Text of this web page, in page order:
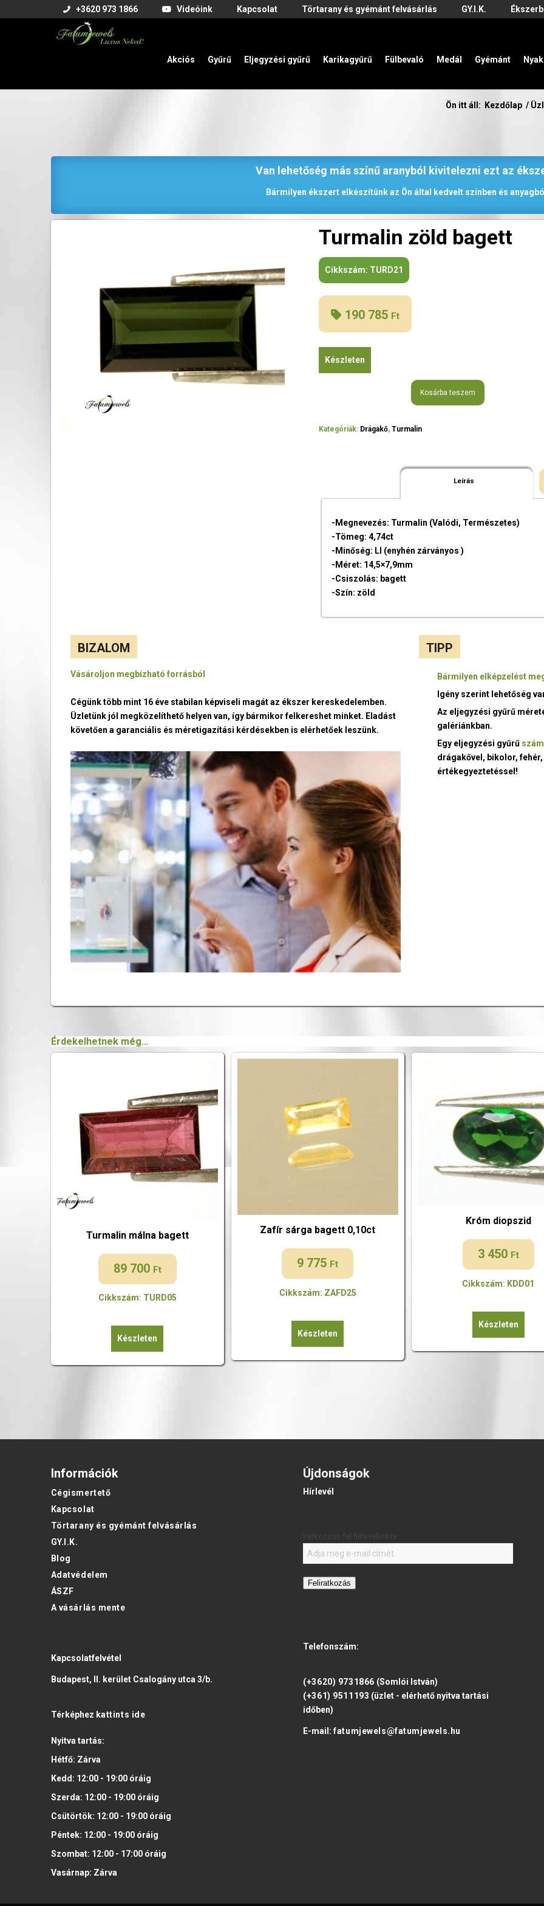
+3620 973 1866 Videóink Kapcsolat Törtarany és gyémánt felvásárlás GY.I.K.
Akciós Gyűrű Eljegyzési gyűrű Karikagyűrű Fülbevaló Medál Gyémánt
Ön itt áll: Kezdőlap /
Van lehetőség más színű aranyból kivitelezni ezt az
Bármilyen ékszert elkészítünk az Ön által kedvelt színben és
Turmalin zöld bagett
Cikkszám: TURD21
190 785 Ft
Készleten
Kosárba teszem
Kategóriák: Drágakő,Turmalin
Leírás
-Megnevezés: Turmalin (Valódi, Természetes)
-Tömeg: 4,74ct
-Minőség: LI (enyhén zárványos )
-Méret: 14,5×7,9mm
-Csiszolás: bagett
-Szín: zöld
BIZALOM
Vásároljon megbízható forrásból
Cégünk több mint 16 éve stabilan képviseli magát az ékszer kereskedelemben.
Üzletünk jól megközelíthető helyen van, így bármikor felkereshet minket. Eladást
követően a garanciális és méretigazítási kérdésekben is elérhetőek leszünk.
TIPP
Bármilyen elképzelést
Igény szerint lehetőség
Az eljegyzési gyűrű
galériánkban.
Egy eljegyzési gyűrű
drágakővel, bikolor,
értékegyeztetéssel!
Érdekelhetnek még…
Turmalin málna bagett
89 700 Ft
Cikkszám: TURD05
Készleten
Zafír sárga bagett 0,10ct
9 775 Ft
Cikkszám: ZAFD25
Készleten
Króm diopszid
3 450 Ft
Cikkszám: KDD01
Készleten
Információk
Cégismertető
Kapcsolat
Törtarany és gyémánt felvásárlás
GY.I.K.
Blog
Adatvédelem
ÁSZF
A vásárlás mente
Kapcsolatfelvétel
Budapest, II. kerület Csalogány utca 3/b.
Térképhez kattints ide
Nyitva tartás:
Hétfő: Zárva
Kedd: 12:00 - 19:00óráig
Szerda: 12:00 - 19:00óráig
Csütörtök: 12:00 - 19:00óráig
Péntek: 12:00 - 19:00óráig
Szombat: 12:00 - 17:00óráig
Vasárnap: Zárva
Újdonságok
Hírlevél
Feliratkozás
Telefonszám:
(+3620) 9731866 (Somlói István)
(+361) 9511193 (üzlet - elérhető nyitva tartási
időben)
E-mail:fatumjewels@fatumjewels.hu